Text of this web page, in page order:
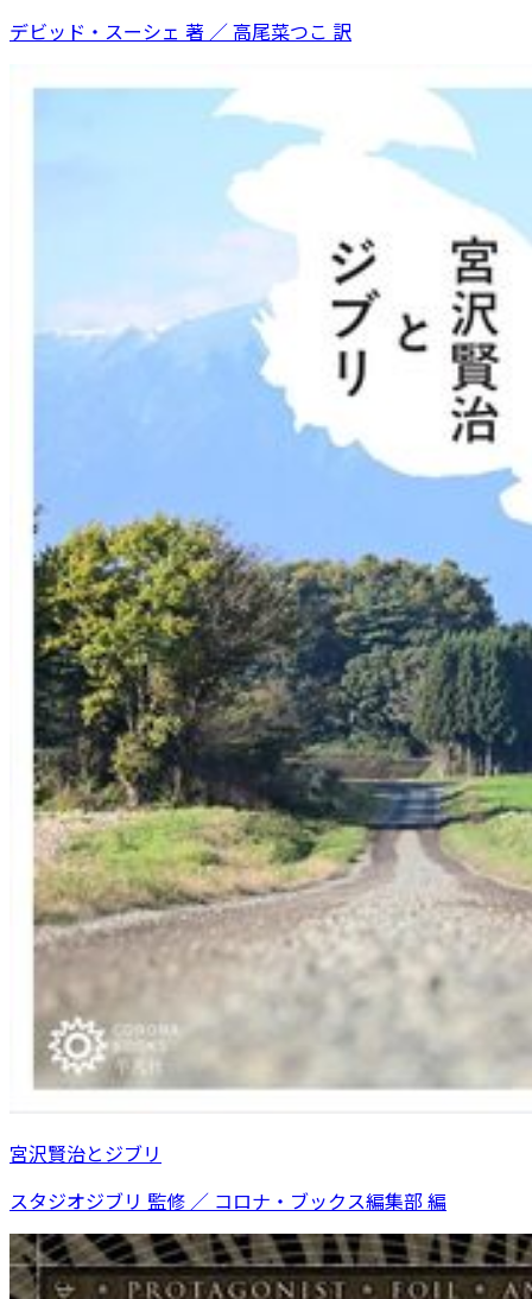
デビッド・スーシェ 著 ／ 高尾菜つこ 訳
宮沢賢治とジブリ
スタジオジブリ 監修 ／ コロナ・ブックス編集部 編